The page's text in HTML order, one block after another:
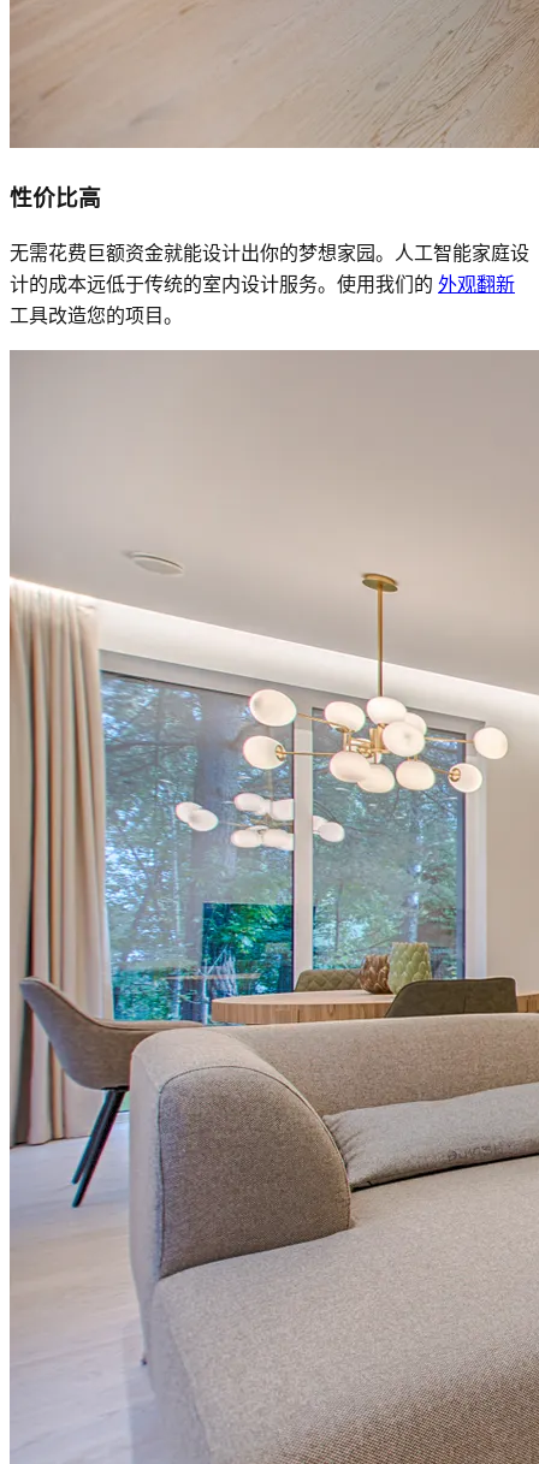
性价比高
无需花费巨额资金就能设计出你的梦想家园。人工智能家庭设
计的成本远低于传统的室内设计服务。使用我们的 外观翻新
工具改造您的项目。